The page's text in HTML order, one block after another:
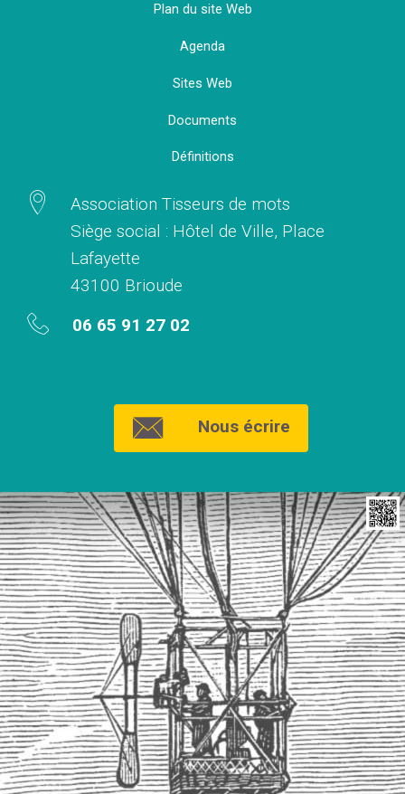
Plan du site Web
Agenda
Sites Web
Documents
Définitions
Association Tisseurs de mots
Siège social : Hôtel de Ville, Place
Lafayette
43100 Brioude
06 65 91 27 02
Nous écrire